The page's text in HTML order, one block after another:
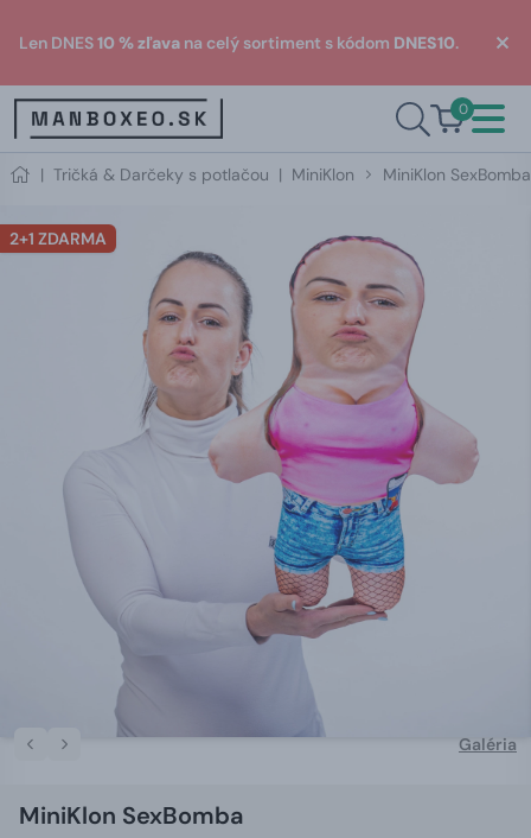
Len DNES10 % zľava na celý sortiment s kódom DNES10.
0
| Tričká & Darčeky s potlačou | MiniKlon MiniKlon SexBomba
2+1 ZDARMA
Galéria
MiniKlon SexBomba